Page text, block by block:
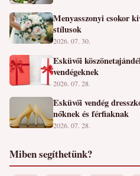
Menyasszonyi csokor
stílusok
2026. 07. 30.
Esküvői
vendégeknek
2026. 07. 28.
Esküvői vendég
nőknek és férfiaknak
2026. 07. 28.
Miben segíthetünk?